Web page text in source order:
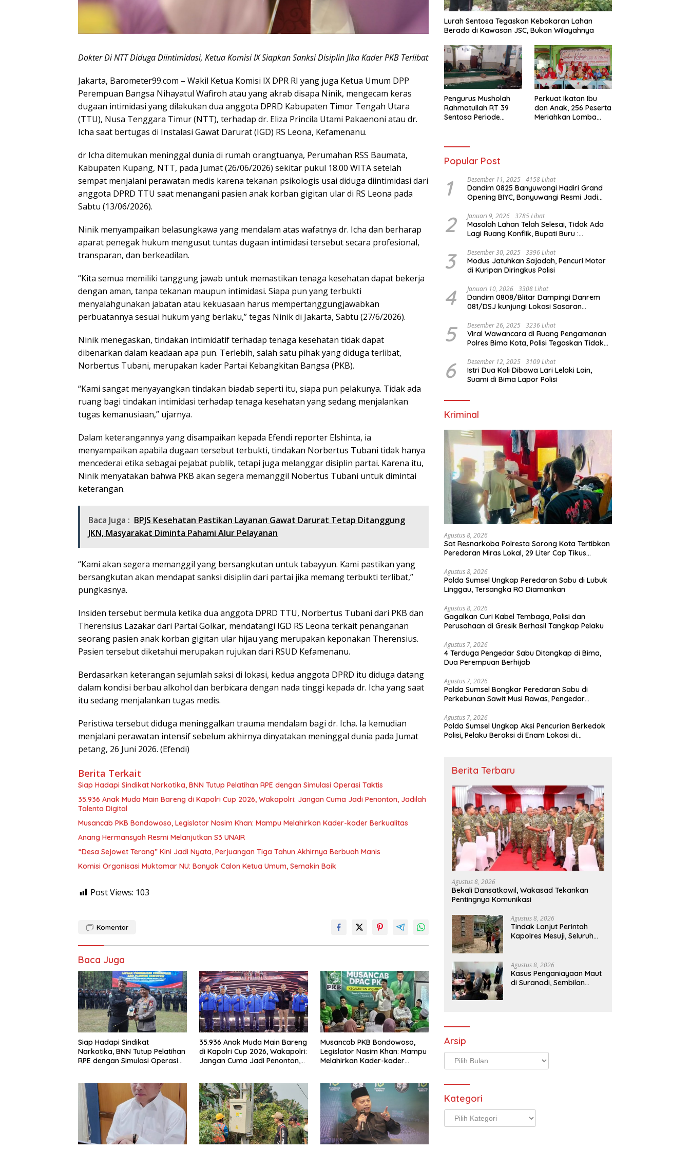
Dokter Di NTT Diduga Diintimidasi, Ketua Komisi IX Siapkan Sanksi Disiplin Jika Kader PKB Terlibat
Jakarta, Barometer99.com – Wakil Ketua Komisi IX DPR RI yang juga Ketua Umum DPP
Perempuan Bangsa Nihayatul Wafiroh atau yang akrab disapa Ninik, mengecam keras
dugaan intimidasi yang dilakukan dua anggota DPRD Kabupaten Timor Tengah Utara
(TTU), Nusa Tenggara Timur (NTT), terhadap dr. Eliza Princila Utami Pakaenoni atau dr.
Icha saat bertugas di Instalasi Gawat Darurat (IGD) RS Leona, Kefamenanu.
dr Icha ditemukan meninggal dunia di rumah orangtuanya, Perumahan RSS Baumata,
Kabupaten Kupang, NTT, pada Jumat (26/06/2026) sekitar pukul 18.00 WITA setelah
sempat menjalani perawatan medis karena tekanan psikologis usai diduga diintimidasi dari
anggota DPRD TTU saat menangani pasien anak korban gigitan ular di RS Leona pada
Sabtu (13/06/2026).
Ninik menyampaikan belasungkawa yang mendalam atas wafatnya dr. Icha dan berharap
aparat penegak hukum mengusut tuntas dugaan intimidasi tersebut secara profesional,
transparan, dan berkeadilan.
“Kita semua memiliki tanggung jawab untuk memastikan tenaga kesehatan dapat bekerja
dengan aman, tanpa tekanan maupun intimidasi. Siapa pun yang terbukti
menyalahgunakan jabatan atau kekuasaan harus mempertanggungjawabkan
perbuatannya sesuai hukum yang berlaku,” tegas Ninik di Jakarta, Sabtu (27/6/2026).
Ninik menegaskan, tindakan intimidatif terhadap tenaga kesehatan tidak dapat
dibenarkan dalam keadaan apa pun. Terlebih, salah satu pihak yang diduga terlibat,
Norbertus Tubani, merupakan kader Partai Kebangkitan Bangsa (PKB).
“Kami sangat menyayangkan tindakan biadab seperti itu, siapa pun pelakunya. Tidak ada
ruang bagi tindakan intimidasi terhadap tenaga kesehatan yang sedang menjalankan
tugas kemanusiaan,” ujarnya.
Dalam keterangannya yang disampaikan kepada Efendi reporter Elshinta, ia
menyampaikan apabila dugaan tersebut terbukti, tindakan Norbertus Tubani tidak hanya
mencederai etika sebagai pejabat publik, tetapi juga melanggar disiplin partai. Karena itu,
Ninik menyatakan bahwa PKB akan segera memanggil Nobertus Tubani untuk dimintai
keterangan.
Baca Juga : BPJS Kesehatan Pastikan Layanan Gawat Darurat Tetap Ditanggung
JKN, Masyarakat Diminta Pahami Alur Pelayanan
“Kami akan segera memanggil yang bersangkutan untuk tabayyun. Kami pastikan yang
bersangkutan akan mendapat sanksi disiplin dari partai jika memang terbukti terlibat,”
pungkasnya.
Insiden tersebut bermula ketika dua anggota DPRD TTU, Norbertus Tubani dari PKB dan
Therensius Lazakar dari Partai Golkar, mendatangi IGD RS Leona terkait penanganan
seorang pasien anak korban gigitan ular hijau yang merupakan keponakan Therensius.
Pasien tersebut diketahui merupakan rujukan dari RSUD Kefamenanu.
Berdasarkan keterangan sejumlah saksi di lokasi, kedua anggota DPRD itu diduga datang
dalam kondisi berbau alkohol dan berbicara dengan nada tinggi kepada dr. Icha yang saat
itu sedang menjalankan tugas medis.
Peristiwa tersebut diduga meninggalkan trauma mendalam bagi dr. Icha. Ia kemudian
menjalani perawatan intensif sebelum akhirnya dinyatakan meninggal dunia pada Jumat
petang, 26 Juni 2026. (Efendi)
Berita Terkait
Siap Hadapi Sindikat Narkotika, BNN Tutup Pelatihan RPE dengan Simulasi Operasi Taktis
35.936 Anak Muda Main Bareng di Kapolri Cup 2026, Wakapolri: Jangan Cuma Jadi Penonton, Jadilah
Talenta Digital
Musancab PKB Bondowoso, Legislator Nasim Khan: Mampu Melahirkan Kader-kader Berkualitas
Anang Hermansyah Resmi Melanjutkan S3 UNAIR
“Desa Sejowet Terang” Kini Jadi Nyata, Perjuangan Tiga Tahun Akhirnya Berbuah Manis
Komisi Organisasi Muktamar NU: Banyak Calon Ketua Umum, Semakin Baik
Post Views: 103
Komentar
Baca Juga
Siap Hadapi Sindikat
Narkotika, BNN Tutup Pelatihan
RPE dengan Simulasi Operasi
35.936 Anak Muda Main Bareng
di Kapolri Cup 2026, Wakapolri:
Jangan Cuma Jadi Penonton,
Musancab PKB Bondowoso,
Legislator Nasim Khan: Mampu
Melahirkan Kader-kader
Lurah Sentosa Tegaskan Kebakaran Lahan
Berada di Kawasan JSC, Bukan Wilayahnya
Pengurus Musholah
Rahmatullah RT 39
Sentosa Periode
Perkuat Ikatan Ibu
dan Anak, 256 Peserta
Meriahkan Lomba
Popular Post
1 Desember 11, 2025 4158 Lihat
Dandim 0825 Banyuwangi Hadiri Grand
Opening BIYC, Banyuwangi Resmi Jadi
2 Januari 9, 2026 3785 Lihat
Masalah Lahan Telah Selesai, Tidak Ada
Lagi Ruang Konflik, Bupati Buru :
Januari 2026
3 Desember 30, 2025 3396 Lihat
Modus Jatuhkan Sajadah, Pencuri Motor
di Kuripan Diringkus Polisi
4 Januari 10, 2026 3308 Lihat
Dandim 0808/Blitar Dampingi Danrem
081/DSJ kunjungi Lokasi Sasaran
Blitar
5 Desember 26, 2025 3236 Lihat
Viral Wawancara di Ruang Pengamanan
Polres Bima Kota, Polisi Tegaskan Tidak
6 Desember 12, 2025 3109 Lihat
Istri Dua Kali Dibawa Lari Lelaki Lain,
Suami di Bima Lapor Polisi
Kriminal
Agustus 8, 2026
Sat Resnarkoba Polresta Sorong Kota Tertibkan
Peredaran Miras Lokal, 29 Liter Cap Tikus
Agustus 8, 2026
Polda Sumsel Ungkap Peredaran Sabu di Lubuk
Linggau, Tersangka RO Diamankan
Agustus 8, 2026
Gagalkan Curi Kabel Tembaga, Polisi dan
Perusahaan di Gresik Berhasil Tangkap Pelaku
Agustus 7, 2026
4 Terduga Pengedar Sabu Ditangkap di Bima,
Dua Perempuan Berhijab
Agustus 7, 2026
Polda Sumsel Bongkar Peredaran Sabu di
Perkebunan Sawit Musi Rawas, Pengedar
Timbangan Digital
Agustus 7, 2026
Polda Sumsel Ungkap Aksi Pencurian Berkedok
Polisi, Pelaku Beraksi di Enam Lokasi di
Berita Terbaru
Agustus 8, 2026
Bekali Dansatkowil, Wakasad Tekankan
Pentingnya Komunikasi
Agustus 8, 2026
Tindak Lanjut Perintah
Kapolres Mesuji, Seluruh
Bagikan Bendera Merah
Putih ke Masyarakat
Agustus 8, 2026
Kasus Penganiayaan Maut
di Suranadi, Sembilan
Arsip
Arsip
Kategori
Kategori